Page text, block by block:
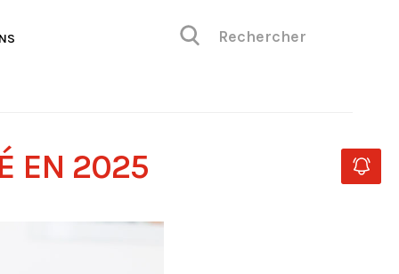
EN 2025